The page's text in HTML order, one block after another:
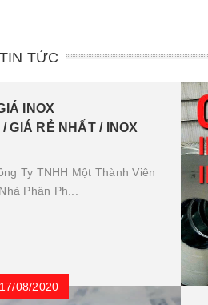
TIN TỨC
INOX
GIÁ RẺ NHẤT / INOX
Một Thành Viên
Phân Ph...
17/08/2020